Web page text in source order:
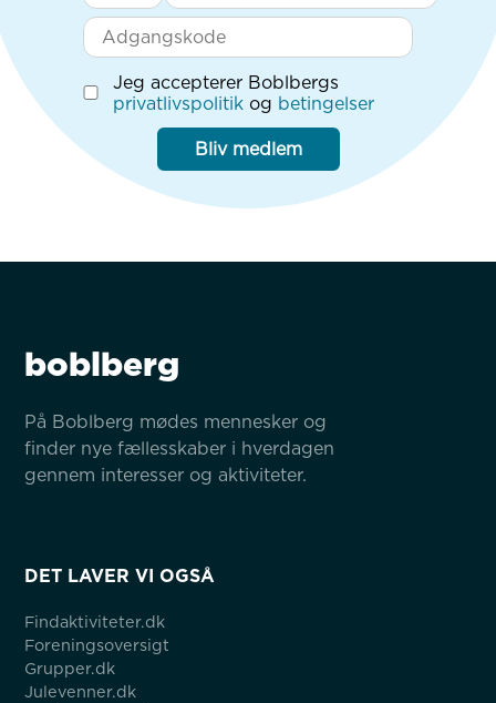
Jeg accepterer Boblbergs
privatlivspolitik og betingelser
Bliv medlem
boblberg
På Boblberg mødes mennesker og
finder nye fællesskaber i hverdagen
gennem interesser og aktiviteter.
DET LAVER VI OGSÅ
Findaktiviteter.dk
Foreningsoversigt
Grupper.dk
Julevenner.dk